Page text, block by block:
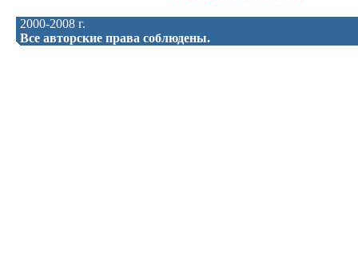
2000-2008 г.
Все авторские права соблюдены.